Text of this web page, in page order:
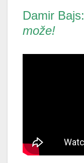
Damir Bajs:
može!